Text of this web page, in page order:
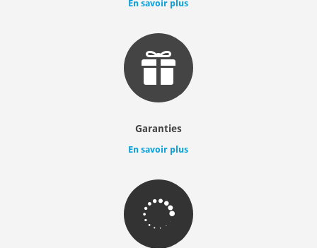
En savoir plus

Garanties
En savoir plus
